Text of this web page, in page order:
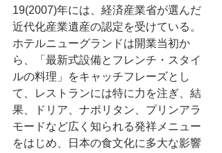
19(2007)年には、経済産業省が選んだ
近代化産業遺産の認定を受けている。
ホテルニューグランドは開業当初か
ら、「最新式設備とフレンチ・スタイ
ルの料理」をキャッチフレーズとし
て、レストランには特に力を注ぎ、結
果、ドリア、ナポリタン、プリンアラ
モードなど広く知られる発祥メニュー
をはじめ、日本の食文化に多大な影響